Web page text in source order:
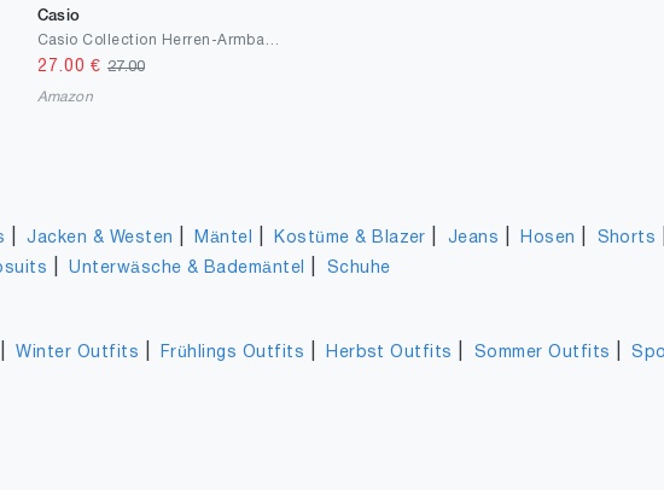
Casio
27.00 € 27.00
Amazon
|Jacken & Westen Mäntel Kostüme & Blazer Jeans Hosen Shorts
|Unterwäsche & Bademäntel Schuhe
|Winter Outfits Frühlings Outfits Herbst Outfits Sommer Outfits |